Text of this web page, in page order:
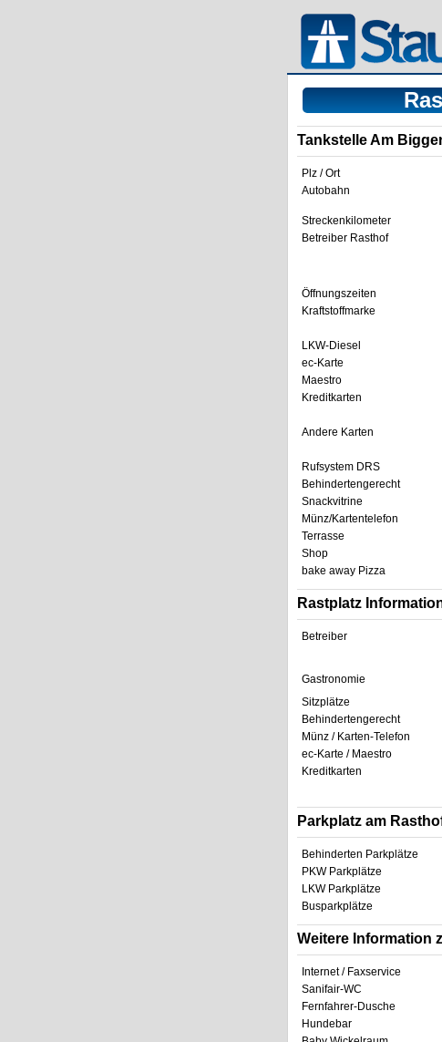
Tankstelle Am
Plz / Ort
Autobahn
Streckenkilometer
Betreiber Rasthof
Öffnungszeiten
Kraftstoffmarke
LKW-Diesel
ec-Karte
Maestro
Kreditkarten
Andere Karten
Rufsystem DRS
Behindertengerecht
Snackvitrine
Münz/Kartentelefon
Terrasse
Shop
bake away Pizza
Rastplatz
Betreiber
Gastronomie
Sitzplätze
Behindertengerecht
Münz / Karten-Telefon
ec-Karte / Maestro
Kreditkarten
Parkplatz am
Behinderten Parkplätze
PKW Parkplätze
LKW Parkplätze
Busparkplätze
Weitere Information
Internet / Faxservice
Sanifair-WC
Fernfahrer-Dusche
Hundebar